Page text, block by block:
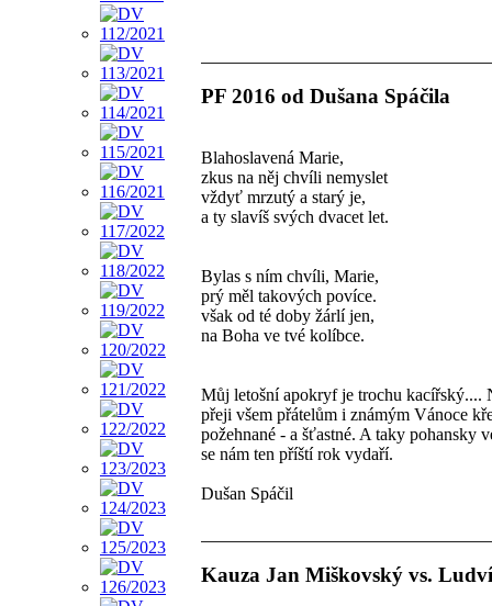
PF 2016 od Dušana Spáčila
Blahoslavená Marie,
zkus na něj chvíli nemyslet
vždyť mrzutý a starý je,
a ty slavíš svých dvacet let.
Bylas s ním chvíli, Marie,
prý měl takových povíce.
však od té doby žárlí jen,
na Boha ve tvé kolíbce.
Můj letošní apokryf je trochu kacířský....
přeji všem přátelům i známým Vánoce
požehnané - a šťastné. A taky pohansky
se nám ten příští rok vydaří.
Dušan Spáčil
Kauza Jan Miškovský vs.